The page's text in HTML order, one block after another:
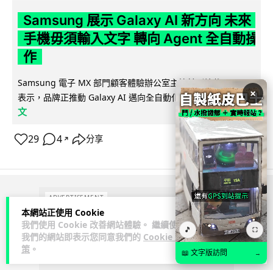
本網站正使用 Cookie
我們使用 Cookie 改善網站體驗。 繼續使用
我們的網站即表示您同意我們的 Cookie 政
策 。
Samsung 展示 Galaxy AI 新方向 未來
手機毋須輸入文字 轉向 Agent 全自動操
作
Samsung 電子 MX 部門顧客體驗辦公室主管兼副總裁 Jay Kim
表示，品牌正推動 Galaxy AI 邁向全自動化 Agent... 閱讀全
文
29 4 ↗ 分享
ADVERTISEMENT
×
🎵 ⛶
📖 文字版訪問 →